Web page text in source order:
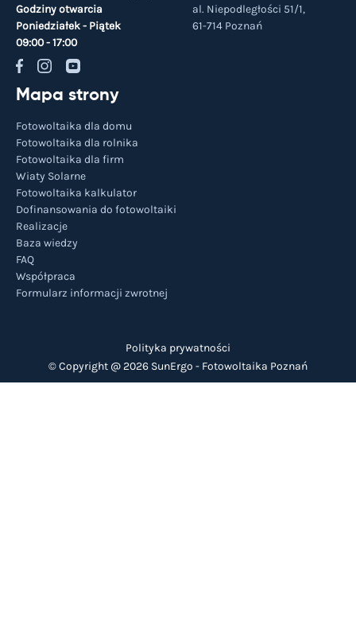
Godziny otwarcia
Poniedziałek - Piątek
09:00 - 17:00
al. Niepodległości 51/1,
61-714 Poznań
Mapa strony
Fotowoltaika dla domu
Fotowoltaika dla rolnika
Fotowoltaika dla firm
Wiaty Solarne
Fotowoltaika kalkulator
Dofinansowania do fotowoltaiki
Realizacje
Baza wiedzy
FAQ
Współpraca
Formularz informacji zwrotnej
Polityka prywatności
© Copyright @ 2026 SunErgo - Fotowoltaika Poznań